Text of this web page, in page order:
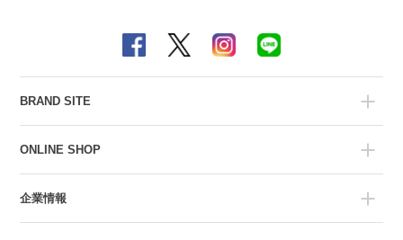
BRAND SITE
ONLINE SHOP
企業情報